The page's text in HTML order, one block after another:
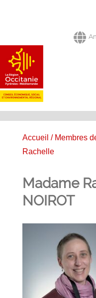
Accueil / Membres
Rachelle
Madame
NOIROT